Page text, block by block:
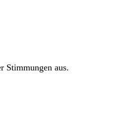
Stimmungen aus.